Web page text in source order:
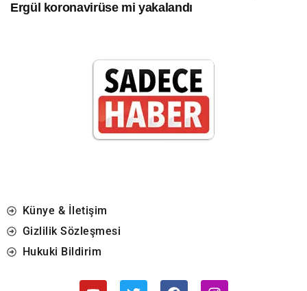
Ergül koronavirüse mi yakalandı
Künye & İletişim
Gizlilik Sözleşmesi
Hukuki Bildirim